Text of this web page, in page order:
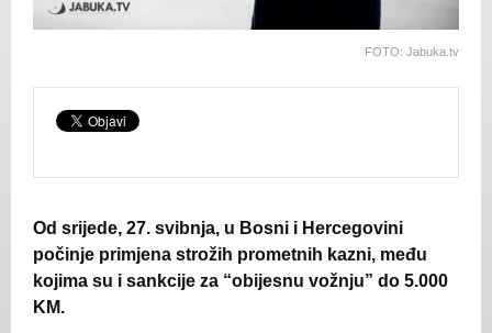
FOTO: Jabuka.tv
Od srijede, 27. svibnja, u Bosni i Hercegovini
počinje primjena strožih prometnih kazni, među
kojima su i sankcije za “obijesnu vožnju” do 5.000
KM.